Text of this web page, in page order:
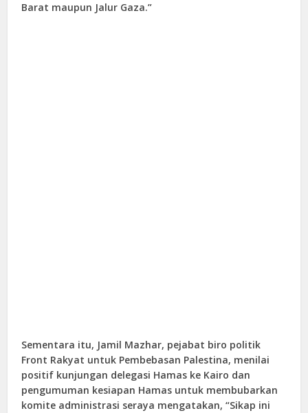
Barat maupun Jalur Gaza.”
Sementara itu, Jamil Mazhar, pejabat biro politik
Front Rakyat untuk Pembebasan Palestina, menilai
positif kunjungan delegasi Hamas ke Kairo dan
pengumuman kesiapan Hamas untuk membubarkan
komite administrasi seraya mengatakan, “Sikap ini